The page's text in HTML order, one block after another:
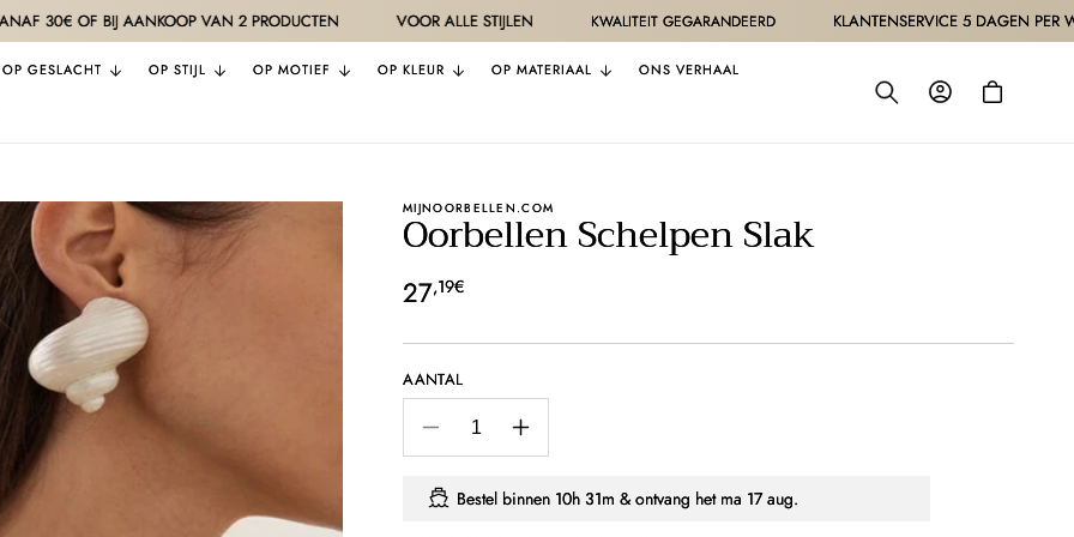
BIJ AANKOOP VAN 2 PRODUCTEN VOOR ALLE STIJLEN KWALITEIT GEGARANDEERD KLANTENSERVICE 5 DAGEN PER WEEK
OP GESLACHT OP STIJL OP MOTIEF OP KLEUR OP MATERIAAL ONS VERHAAL
InloggenWinkelwagen
MIJNOORBELLEN.COM
Oorbellen Schelpen Slak
Normale
27,19€
AANTAL
Aantal
verlagen
voor
Oorbellen
Aantal
verhogen
voor
Oorbellen
Bestel binnen 10h 31m & ontvang het ma 17 aug.